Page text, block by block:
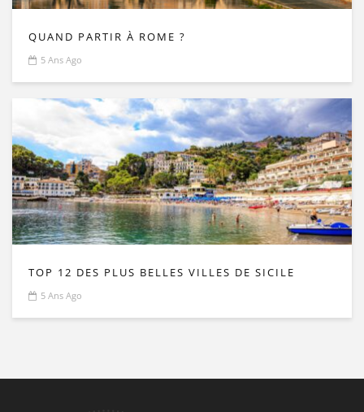
QUAND PARTIR À ROME ?
5 Ans Ago
TOP 12 DES PLUS BELLES VILLES DE SICILE
5 Ans Ago